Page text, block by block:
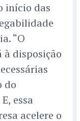
início das
“O
à disposição
do
essa
acelere o